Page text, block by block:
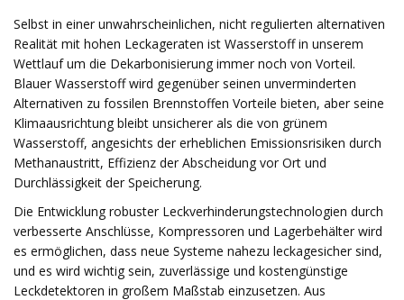
Selbst in einer unwahrscheinlichen, nicht regulierten alternativen
Realität mit hohen Leckageraten ist Wasserstoff in unserem
Wettlauf um die Dekarbonisierung immer noch von Vorteil.
Blauer Wasserstoff wird gegenüber seinen unverminderten
Alternativen zu fossilen Brennstoffen Vorteile bieten, aber seine
Klimaausrichtung bleibt unsicherer als die von grünem
Wasserstoff, angesichts der erheblichen Emissionsrisiken durch
Methanaustritt, Effizienz der Abscheidung vor Ort und
Durchlässigkeit der Speicherung.
Die Entwicklung robuster Leckverhinderungstechnologien durch
verbesserte Anschlüsse, Kompressoren und Lagerbehälter wird
es ermöglichen, dass neue Systeme nahezu leckagesicher sind,
und es wird wichtig sein, zuverlässige und kostengünstige
Leckdetektoren in großem Maßstab einzusetzen. Aus